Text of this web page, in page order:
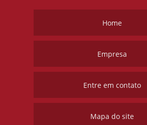
Home
Empresa
Entre em contato
Mapa do site